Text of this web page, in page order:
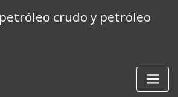
crudo y petróleo